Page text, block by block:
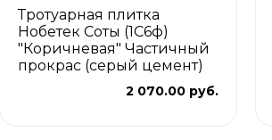
Тротуарная плитка
Нобетек Соты (1С6ф)
"Коричневая" Частичный
прокрас (серый цемент)
2 070.00 руб.